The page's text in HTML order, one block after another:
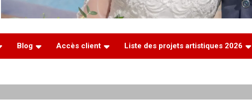
Blog Accès client Liste des projets artistiques 2026